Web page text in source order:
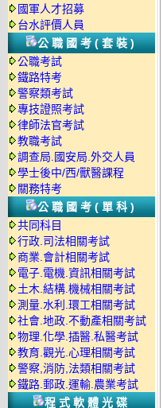
國軍人才招募
台水評價人員
公職國考(套裝)
公職考試
鐵路特考
警察類考試
專技證照考試
律師法官考試
教職考試
調查局.國安局.外交人員
學士後中/西/獸醫課程
關務特考
公職國考(單科)
共同科目
行政.司法相關考試
商業.會計相關考試
電子.電機.資訊相關考試
土木.結構.機械相關考試
測量.水利.環工相關考試
社會.地政.不動產相關考試
物理.化學.插醫.私醫考試
教育.觀光.心理相關考試
警察,消防,法類相關考試
鐵路.郵政.運輸.農業考試
程式軟體光碟